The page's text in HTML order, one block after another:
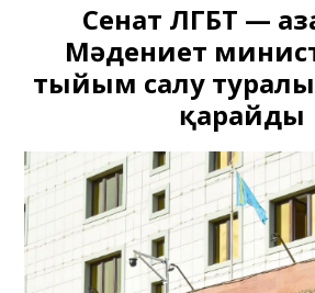
Сенат ЛГБТ —
Мәдениет
тыйым салу
қарайды